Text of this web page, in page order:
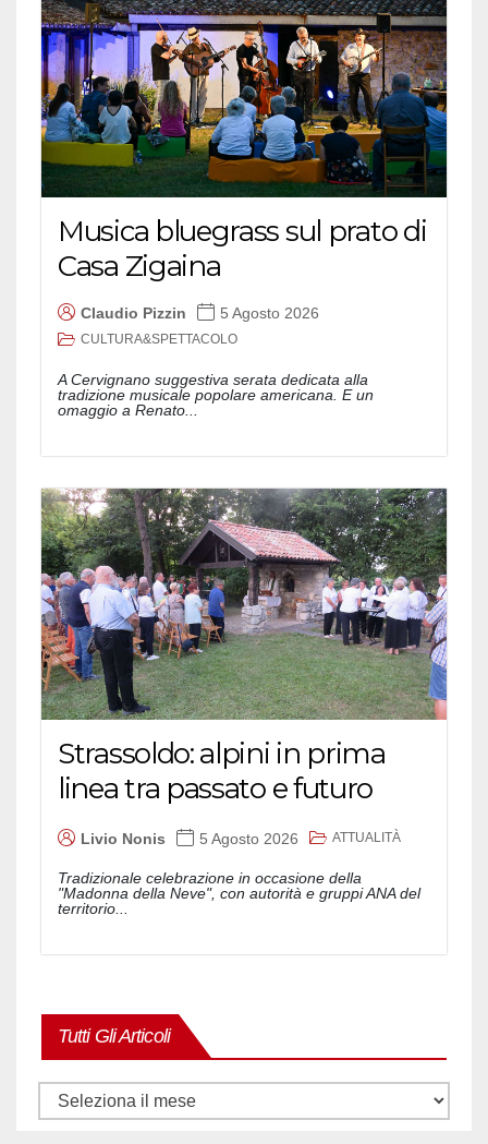
Musica bluegrass sul prato di
Casa Zigaina
Claudio Pizzin 5 Agosto 2026
CULTURA&SPETTACOLO
A Cervignano suggestiva serata dedicata alla
tradizione musicale popolare americana. E un
omaggio a Renato...
Strassoldo: alpini in prima
linea tra passato e futuro
Livio Nonis 5 Agosto 2026 ATTUALITÀ
Tradizionale celebrazione in occasione della
"Madonna della Neve", con autorità e gruppi ANA del
territorio...
Tutti Gli Articoli
Tutti